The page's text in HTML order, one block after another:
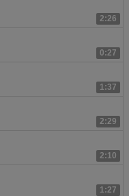
2:26
0:27
1:37
2:29
2:10
1:27